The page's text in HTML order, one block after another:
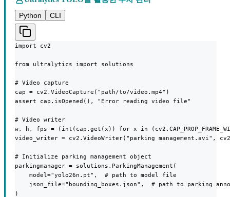
Python
CLI
import cv2
from ultralytics import solutions
# Video capture
cap = cv2.VideoCapture("path/to/video.mp4")
assert cap.isOpened(), "Error reading video file"
# Video writer
w, h, fps = (int(cap.get(x)) for x in
video_writer = cv2.VideoWriter("parking management.avi",
# Initialize parking management object
parkingmanager = solutions.ParkingManagement(
    model="yolo26n.pt",  # path to model file
json_file="bounding_boxes.json",  # path to parking
)